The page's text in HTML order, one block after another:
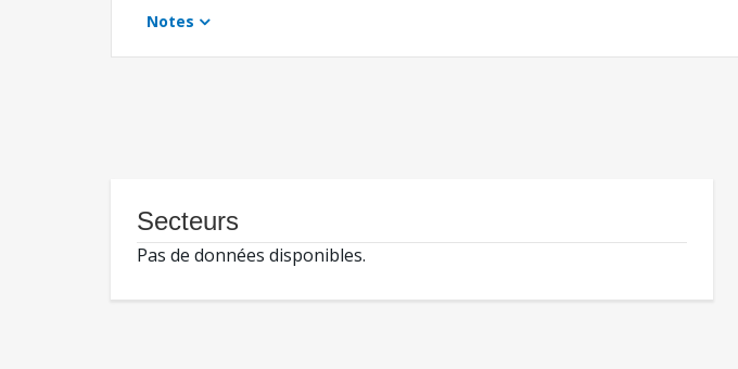
Notes
Secteurs
Pas de données disponibles.